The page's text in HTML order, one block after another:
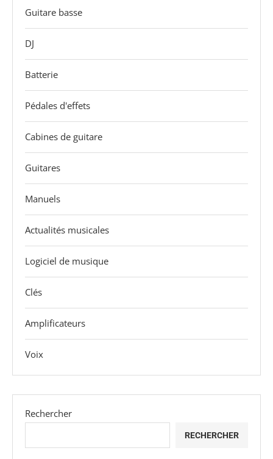
Rechercher
RECHERCHER
Guitare basse
DJ
Batterie
Pédales d'effets
Cabines de guitare
Guitares
Manuels
Actualités musicales
Logiciel de musique
Clés
Amplificateurs
Voix